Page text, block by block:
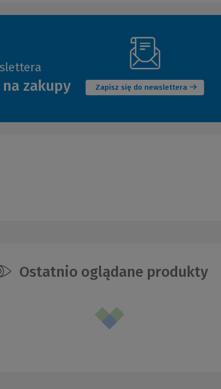
zakupy Zapisz się do newslettera
okno)
Ostatnio oglądane produkty